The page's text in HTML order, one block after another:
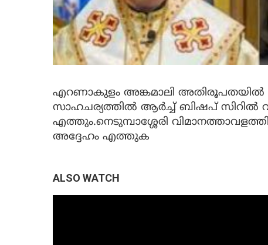
എറണാകുളം അങ്കമാലി അതിരൂപതയില്‍
സാഹചര്യത്തില്‍ ആര്‍ച്ച് ബിഷപ് സിറില്‍
എത്തും.നെടുമ്പാശ്ശേരി
അദ്ദേഹം എത്തുക
ALSO WATCH